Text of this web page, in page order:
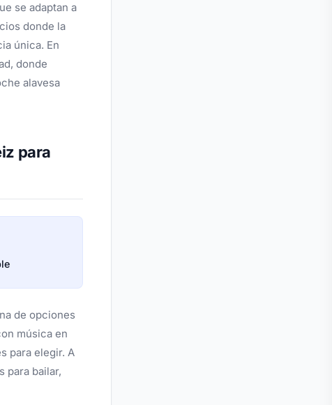
se adaptan a
donde la
única. En
donde
alavesa
para
de opciones
música en
para elegir. A
para bailar,